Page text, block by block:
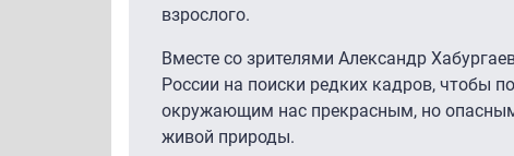
взрослого.
Вместе со зрителями Александр
России на поиски редких кадров, чтобы
окружающим нас прекрасным, но
живой природы.